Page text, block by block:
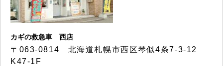
カギの救急車 西店
〒063-0814 北海道札幌市西区琴似4条7-3-12
K47-1F